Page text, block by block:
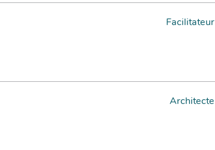
Facilitateur
Architecte